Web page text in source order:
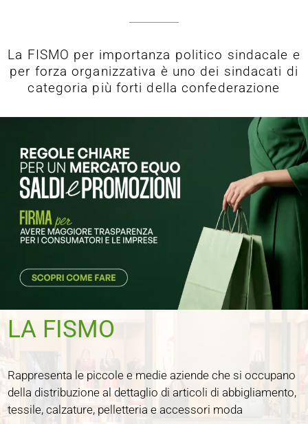
La FISMO per importanza politico sindacale e
per forza organizzativa è uno dei sindacati di
categoria più forti della confederazione
LA FISMO
Rappresenta le piccole e medie aziende che si occupano
della distribuzione al dettaglio di articoli di abbigliamento,
tessile, calzature, pelletteria e accessori moda